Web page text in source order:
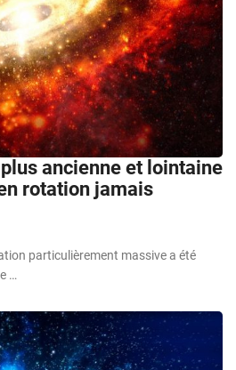
ancienne et lointaine
rotation jamais
particulièrement massive a été
…